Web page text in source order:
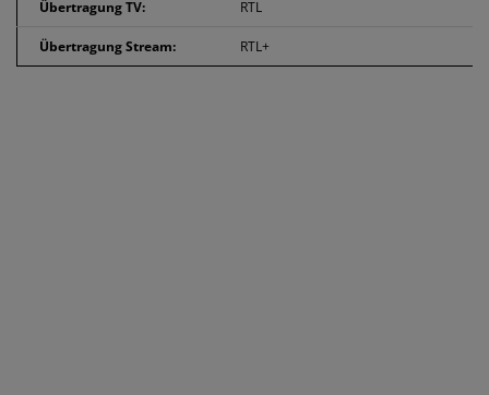
Übertragung TV: RTL
Übertragung Stream: RTL+